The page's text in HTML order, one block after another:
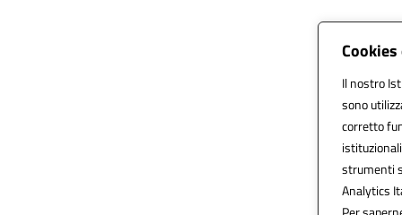
Il nostro
sono
corretto
strumenti
Analytics